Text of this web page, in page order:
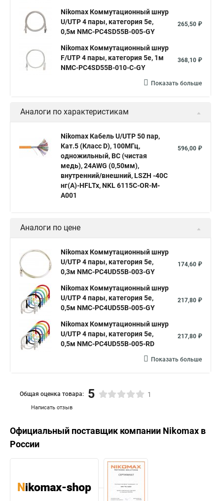
Nikomax Коммутационный шнур
U/UTP 4 пары, категория 5е,
0,5м NMC-PC4SD55B-005-GY
265,50 ₽
Nikomax Коммутационный шнур
F/UTP 4 пары, категория 5е, 1м
NMC-PC4SD55B-010-C-GY
368,10 ₽
Показать больше
Аналоги по характеристикам
Nikomax Кабель U/UTP 50 пар,
Кат.5 (Класс D), 100МГц,
одножильный, BC (чистая
медь), 24AWG (0,50мм),
внутренний/внешний, LSZH -40C
нг(А)-HFLTx, NKL 6115C-OR-M-
A001
596,00 ₽
Аналоги по цене
Nikomax Коммутационный шнур
U/UTP 4 пары, категория 5е,
0,3м NMC-PC4UD55B-003-GY
174,60 ₽
Nikomax Коммутационный шнур
U/UTP 4 пары, категория 5е,
0,5м NMC-PC4UD55B-005-GY
217,80 ₽
Nikomax Коммутационный шнур
U/UTP 4 пары, категория 5е,
0,5м NMC-PC4UD55B-005-RD
217,80 ₽
Показать больше
Написать отзыв
Общая оценка товара: 5 1
Официальный поставщик компании Nikomax в
России